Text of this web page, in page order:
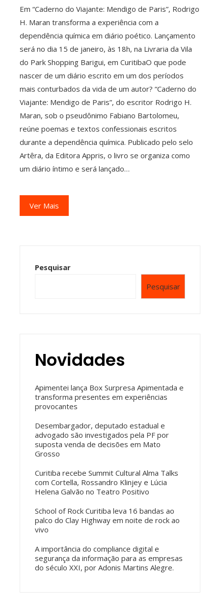
Em “Caderno do Viajante: Mendigo de Paris”, Rodrigo
H. Maran transforma a experiência com a
dependência química em diário poético. Lançamento
será no dia 15 de janeiro, às 18h, na Livraria da Vila
do Park Shopping Barigui, em CuritibaO que pode
nascer de um diário escrito em um dos períodos
mais conturbados da vida de um autor? “Caderno do
Viajante: Mendigo de Paris”, do escritor Rodrigo H.
Maran, sob o pseudônimo Fabiano Bartolomeu,
reúne poemas e textos confessionais escritos
durante a dependência química. Publicado pelo selo
Artêra, da Editora Appris, o livro se organiza como
um diário íntimo e será lançado…
Ver Mais
Pesquisar
Pesquisar
Novidades
Apimentei lança Box Surpresa Apimentada e
transforma presentes em experiências
provocantes
Desembargador, deputado estadual e
advogado são investigados pela PF por
suposta venda de decisões em Mato
Grosso
Curitiba recebe Summit Cultural Alma Talks
com Cortella, Rossandro Klinjey e Lúcia
Helena Galvão no Teatro Positivo
School of Rock Curitiba leva 16 bandas ao
palco do Clay Highway em noite de rock ao
vivo
A importância do compliance digital e
segurança da informação para as empresas
do século XXI, por Adonis Martins Alegre.